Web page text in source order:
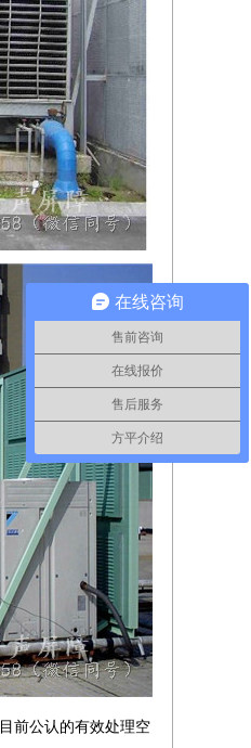
前公认的有效处理空
在线咨询
售前咨询
在线报价
售后服务
方平介绍